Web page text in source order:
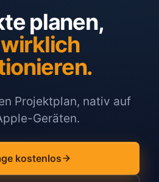
planen,
Projektplan, nativ auf
Geräten.
kostenlos